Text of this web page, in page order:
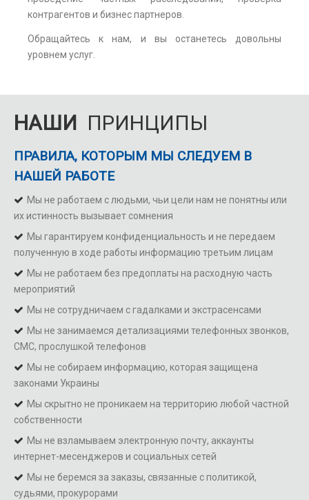
контрагентов и бизнес партнеров.
Обращайтесь к нам, и вы останетесь довольны
уровнем услуг.
НАШИ ПРИНЦИПЫ
ПРАВИЛА, КОТОРЫМ МЫ СЛЕДУЕМ В
НАШЕЙ РАБОТЕ
Мы не работаем с людьми, чьи цели нам не понятны или
их истинность вызывает сомнения
Мы гарантируем конфиденциальность и не передаем
полученную в ходе работы информацию третьим лицам
Мы не работаем без предоплаты на расходную часть
мероприятий
Мы не сотрудничаем с гадалками и экстрасенсами
Мы не занимаемся детализациями телефонных звонков,
СМС, прослушкой телефонов
Мы не собираем информацию, которая защищена
законами Украины
Мы скрытно не проникаем на территорию любой частной
собственности
Мы не взламываем электронную почту, аккаунты
интернет-месенджеров и социальных сетей
Мы не беремся за заказы, связанные с политикой,
судьями, прокурорами